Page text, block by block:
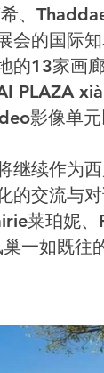
、
会的国际
的13家画
PLAZA
影像单元
继续作为
的交流与
莱珀妮
一如既往